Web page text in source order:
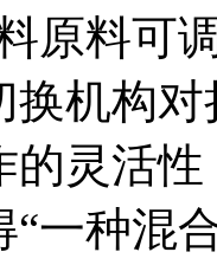
原料可
换机构
灵活
一种混